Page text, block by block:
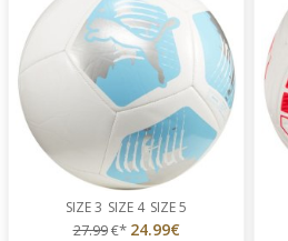
SIZE 3 SIZE 4 SIZE 5
27.99€* 24.99€